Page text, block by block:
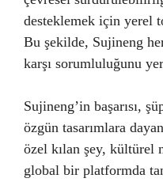
desteklemek için yerel
Bu şekilde, Sujineng
karşı sorumluluğunu
Sujineng’in başarısı,
özgün tasarımlara
özel kılan şey,
global bir platformda